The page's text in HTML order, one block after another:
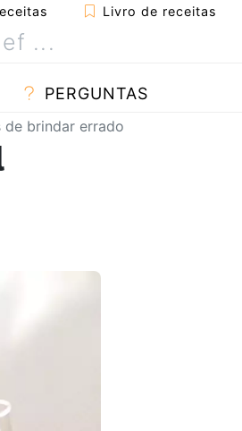
Livro de receitas
PERGUNTAS
de brindar errado